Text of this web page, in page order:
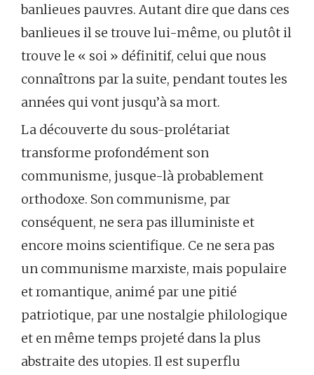
banlieues pauvres. Autant dire que dans ces
banlieues il se trouve lui-même, ou plutôt il
trouve le « soi » définitif, celui que nous
connaîtrons par la suite, pendant toutes les
années qui vont jusqu’à sa mort.
La découverte du sous-prolétariat
transforme profondément son
communisme, jusque-là probablement
orthodoxe. Son communisme, par
conséquent, ne sera pas illuministe et
encore moins scientifique. Ce ne sera pas
un communisme marxiste, mais populaire
et romantique, animé par une pitié
patriotique, par une nostalgie philologique
et en même temps projeté dans la plus
abstraite des utopies. Il est superflu